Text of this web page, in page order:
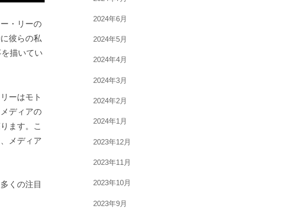
・リーの
彼らの私
描いてい
ーはモト
ディアの
ます。こ
メディア
くの注目
2024年6月
2024年5月
2024年4月
2024年3月
2024年2月
2024年1月
2023年12月
2023年11月
2023年10月
2023年9月